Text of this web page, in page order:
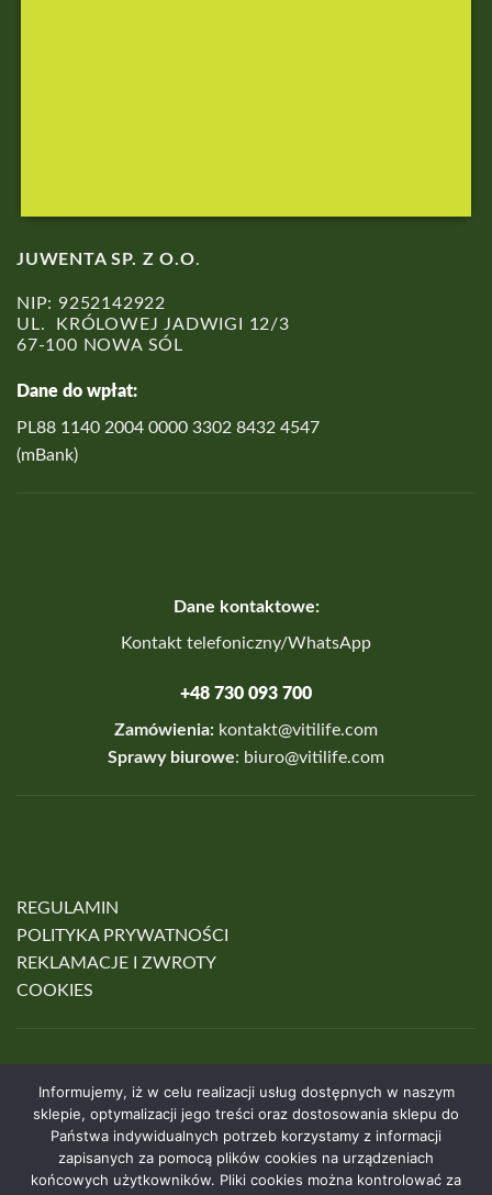
JUWENTA SP. Z O.O.
NIP: 9252142922
UL. KRÓLOWEJ JADWIGI 12/3
67-100 NOWA SÓL
Dane do wpłat:
PL88 1140 2004 0000 3302 8432 4547
(mBank)
Dane kontaktowe:
Kontakt telefoniczny/WhatsApp
+48 730 093 700
Zamówienia: kontakt@vitilife.com
Sprawy biurowe: biuro@vitilife.com
REGULAMIN
POLITYKA PRYWATNOŚCI
REKLAMACJE I ZWROTY
COOKIES
HOME SKLEP O NAS KONTAKT
Informujemy, iż w celu realizacji usług dostępnych w naszym
sklepie, optymalizacji jego treści oraz dostosowania sklepu do
Państwa indywidualnych potrzeb korzystamy z informacji
zapisanych za pomocą plików cookies na urządzeniach
końcowych użytkowników. Pliki cookies można kontrolować za